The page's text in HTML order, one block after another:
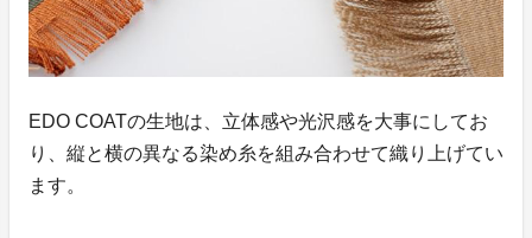
EDO COATの生地は、立体感や光沢感を大事にしてお
り、縦と横の異なる染め糸を組み合わせて織り上げてい
ます。